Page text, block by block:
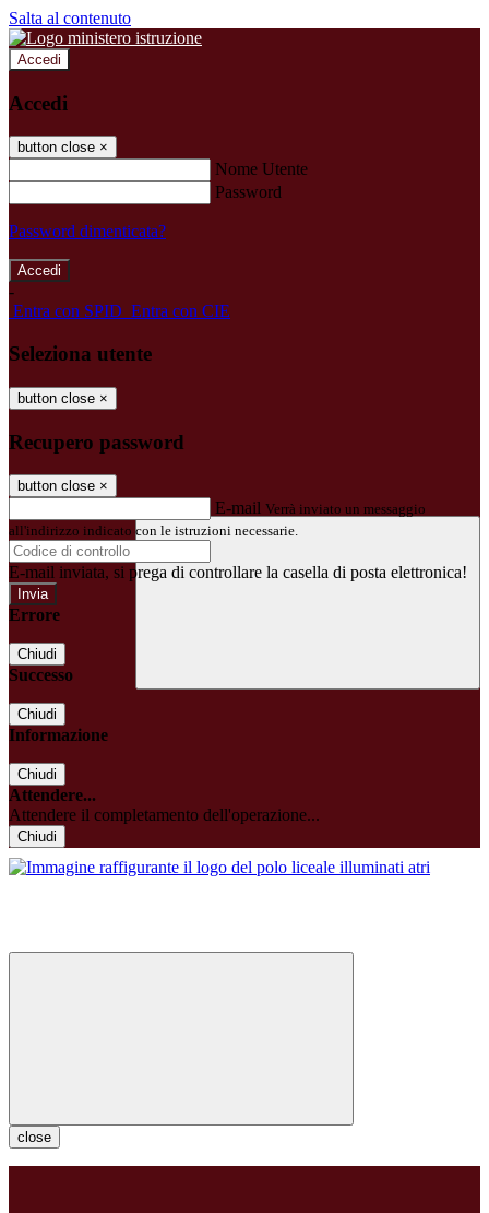
Salta al contenuto
Accedi
Accedi
button close ×
Nome Utente
Password
Password dimenticata?
-
Entra con SPID Entra con CIE
Seleziona utente
button close ×
Recupero password
button close ×
E-mail Verrà inviato un messaggio
all'indirizzo indicato con le istruzioni necessarie.
E-mail inviata, si prega di controllare la casella di posta elettronica!
Errore
Chiudi
Successo
Chiudi
Informazione
Chiudi
Attendere...
Attendere il completamento dell'operazione...
Chiudi
close